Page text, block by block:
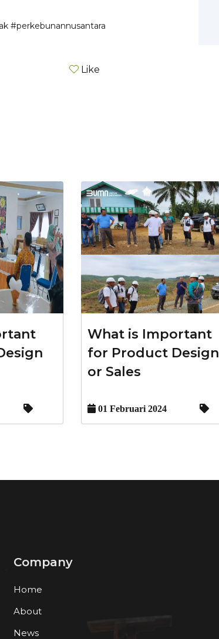
#perkebunannusantara
Like
What is Important
for Product Design
or Sales
01 Februari 2024
Company
Home
About
News